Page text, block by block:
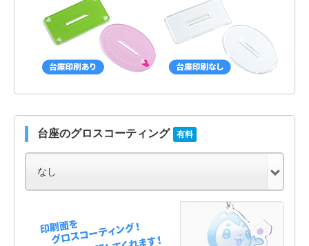
台座のグロスコーティング 有料